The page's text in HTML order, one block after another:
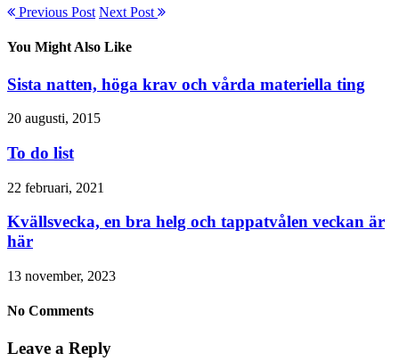
Previous Post Next Post
You Might Also Like
Sista natten, höga krav och vårda materiella ting
20 augusti, 2015
To do list
22 februari, 2021
Kvällsvecka, en bra helg och tappatvålen veckan är
här
13 november, 2023
No Comments
Leave a Reply